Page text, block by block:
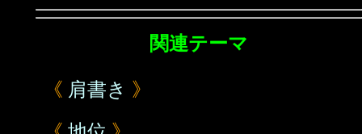
関連テーマ
《 肩書き 》